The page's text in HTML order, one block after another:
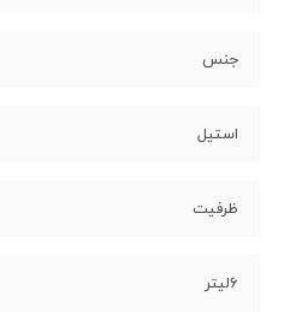
جنس
استیل
ظرفیت
۶لیتر